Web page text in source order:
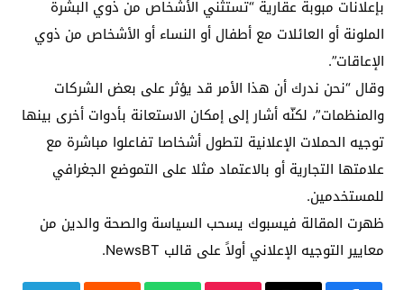
بإعلانات مبوبة عقارية “تستثني الأشخاص من ذوي البشرة
الملونة أو العائلات مع أطفال أو النساء أو الأشخاص من ذوي
الإعاقات”.
وقال “نحن ندرك أن هذا الأمر قد يؤثر على بعض الشركات
والمنظمات”، لكنّه أشار إلى إمكان الاستعانة بأدوات أخرى بينها
توجيه الحملات الإعلانية لتطول أشخاصا تفاعلوا مباشرة مع
علامتها التجارية أو بالاعتماد مثلا على التموضع الجغرافي
للمستخدمين.
ظهرت المقالة فيسبوك يسحب السياسة والصحة والدين من
معايير التوجيه الإعلاني أولاً على قالب NewsBT.